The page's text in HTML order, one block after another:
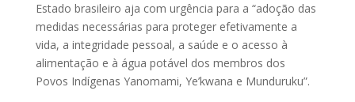
Estado brasileiro aja com urgência para a “adoção das
medidas necessárias para proteger efetivamente a
vida, a integridade pessoal, a saúde e o acesso à
alimentação e à água potável dos membros dos
Povos Indígenas Yanomami, Ye’kwana e Munduruku”.